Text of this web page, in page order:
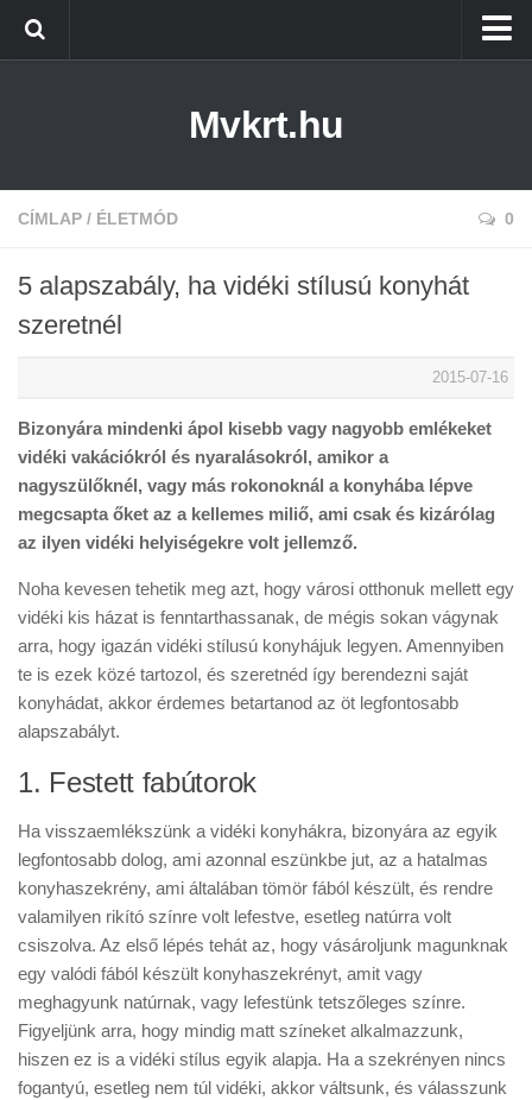
Tiszaújváros
Kazincbarcika
Mvkrt.hu
CÍMLAP / ÉLETMÓD 0
5 alapszabály, ha vidéki stílusú konyhát
szeretnél
2015-07-16
Bizonyára mindenki ápol kisebb vagy nagyobb emlékeket
vidéki vakációkról és nyaralásokról, amikor a
nagyszülőknél, vagy más rokonoknál a konyhába lépve
megcsapta őket az a kellemes miliő, ami csak és kizárólag
az ilyen vidéki helyiségekre volt jellemző.
Noha kevesen tehetik meg azt, hogy városi otthonuk mellett egy
vidéki kis házat is fenntarthassanak, de mégis sokan vágynak
arra, hogy igazán vidéki stílusú konyhájuk legyen. Amennyiben
te is ezek közé tartozol, és szeretnéd így berendezni saját
konyhádat, akkor érdemes betartanod az öt legfontosabb
alapszabályt.
1. Festett fabútorok
Ha visszaemlékszünk a vidéki konyhákra, bizonyára az egyik
legfontosabb dolog, ami azonnal eszünkbe jut, az a hatalmas
konyhaszekrény, ami általában tömör fából készült, és rendre
valamilyen rikító színre volt lefestve, esetleg natúrra volt
csiszolva. Az első lépés tehát az, hogy vásároljunk magunknak
egy valódi fából készült konyhaszekrényt, amit vagy
meghagyunk natúrnak, vagy lefestünk tetszőleges színre.
Figyeljünk arra, hogy mindig matt színeket alkalmazzunk,
hiszen ez is a vidéki stílus egyik alapja. Ha a szekrényen nincs
fogantyú, esetleg nem túl vidéki, akkor váltsunk, és válasszunk